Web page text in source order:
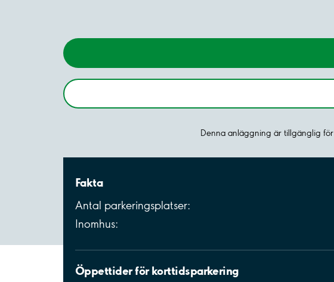
Denna anläggning är tillgänglig
Fakta
Antal parkeringsplatser:
Inomhus:
Öppettider för korttidsparkering